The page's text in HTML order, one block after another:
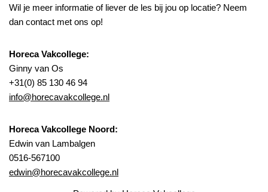
Wil je meer informatie of liever de les bij jou op locatie? Neem
dan contact met ons op!
Horeca Vakcollege:
Ginny van Os
+31(0) 85 130 46 94
info@horecavakcollege.nl
Horeca Vakcollege Noord:
Edwin van Lambalgen
0516-567100
edwin@horecavakcollege.nl